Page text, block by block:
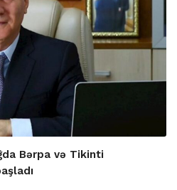
Bərpa və Tikinti